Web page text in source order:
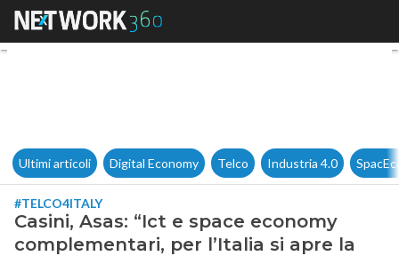
Casini, Asas: “Ict e space
Ultimi articoli Digital Economy Telco Industria 4.0
#TELCO4ITALY
Casini, Asas: “Ict e space economy
complementari, per l’Italia si apre la